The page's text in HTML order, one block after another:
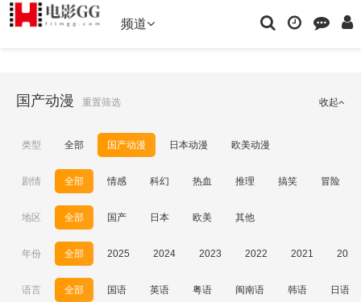
频道
收起
国产动漫 重置筛选
类型 全部 国产动漫 日本动漫 欧美动漫
剧情 全部 情感 科幻 热血 推理 搞笑 冒险
地区 全部 国产 日本 欧美 其他
年份 全部 2025 2024 2023 2022 2021 2020
语言 全部 国语 英语 粤语 闽南语 韩语 日语